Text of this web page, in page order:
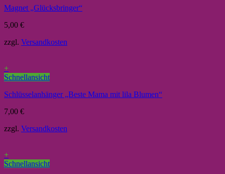
Magnet „Glücksbringer“
5,00 €
zzgl. Versandkosten
+
Schnellansicht
Schlüsselanhänger „Beste Mama mit lila Blumen“
7,00 €
zzgl. Versandkosten
+
Schnellansicht